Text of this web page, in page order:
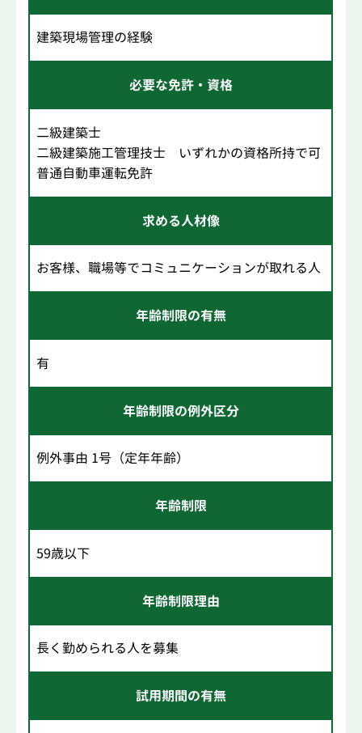
建築現場管理の経験
必要な免許・資格
二級建築士
二級建築施工管理技士 いずれかの資格所持で可
普通自動車運転免許
求める人材像
お客様、職場等でコミュニケーションが取れる人
年齢制限の有無
有
年齢制限の例外区分
例外事由 1号（定年年齢）
年齢制限
59歳以下
年齢制限理由
長く勤められる人を募集
試用期間の有無